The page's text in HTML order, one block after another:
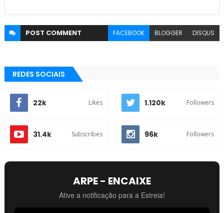
POST COMMENT FACEBOOK BLOGGER DISQUS
REDES SOCIAIS
22k Likes 1.120k Followers
31.4k Subscribes 96k Followers
ARPE - ENCAIXE
Ative a notificação para a Estreia!